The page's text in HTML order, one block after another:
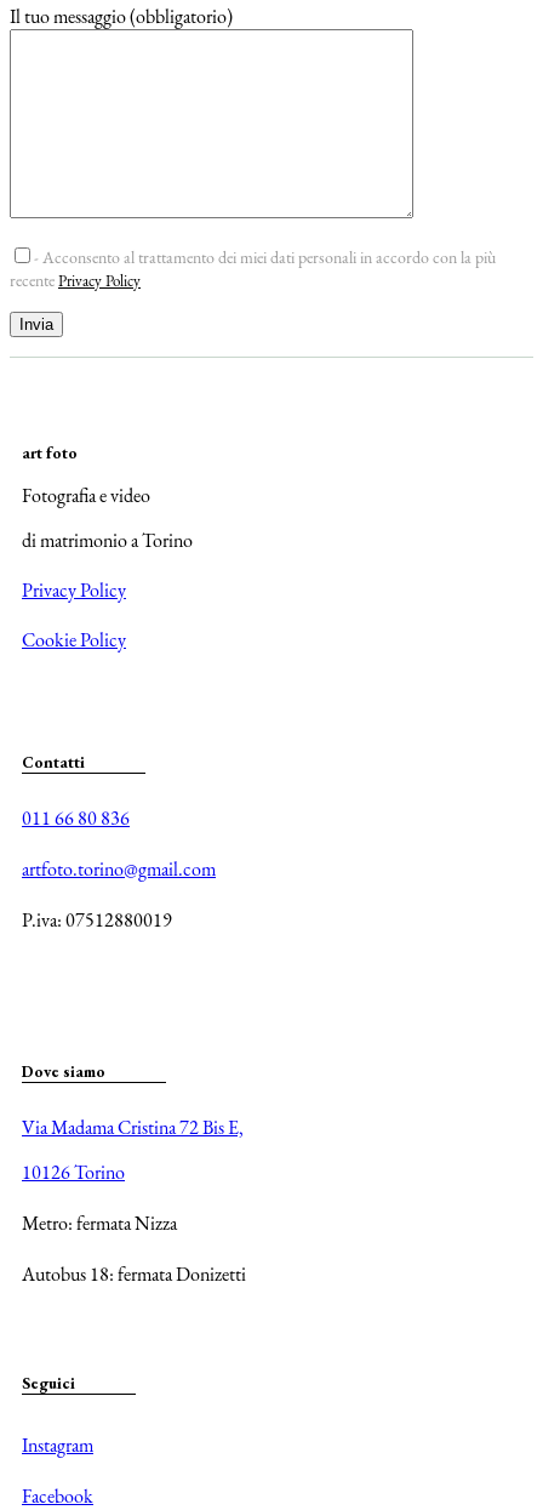
Il tuo messaggio (obbligatorio)
- Acconsento al trattamento dei miei dati personali in accordo con la più
recentePrivacy Policy
art foto
Fotografia e video
di matrimonio a Torino
Privacy Policy
Cookie Policy
Contatti
011 66 80 836
artfoto.torino@gmail.com
P.iva: 07512880019
Dove siamo
Via Madama Cristina 72 Bis E,
10126 Torino
Metro: fermata Nizza
Autobus 18: fermata Donizetti
Seguici
Instagram
Facebook